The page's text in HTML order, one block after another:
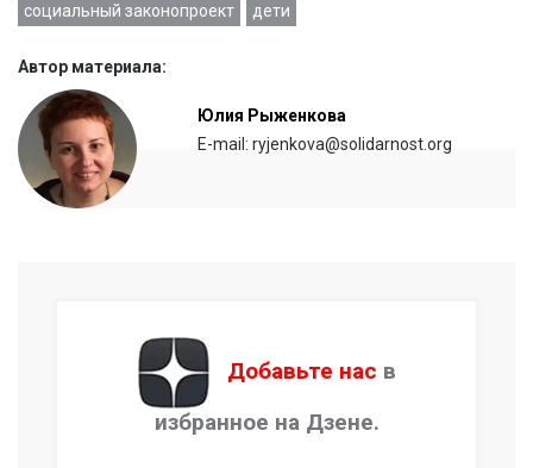
социальный законопроект дети
Автор материала:
Юлия Рыженкова
E-mail: ryjenkova@solidarnost.org
Добавьте нас в
избранное на Дзене.